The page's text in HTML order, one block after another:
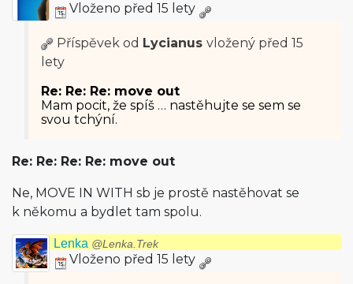
Vloženo před 15 lety
Příspěvek od Lycianus vložený před 15
lety
Re: Re: Re: move out
Mam pocit, že spíš … nastěhujte se sem se
svou tchýní.
Re: Re: Re: Re: move out
Ne, MOVE IN WITH sb je prostě nastěhovat se
k někomu a bydlet tam spolu.
Lenka @Lenka.Trek
Vloženo před 15 lety